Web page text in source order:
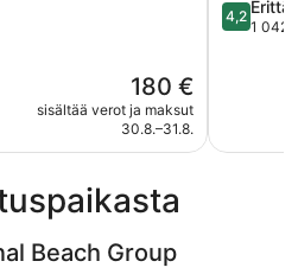
Hinta
on
180 €
180 €
sisältää verot ja maksut
30.8.–31.8.
Costa
4.2
kautta
4,2
1 042
Beach Group